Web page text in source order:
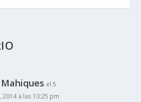
Mahiques el 5
a las 10:25 pm